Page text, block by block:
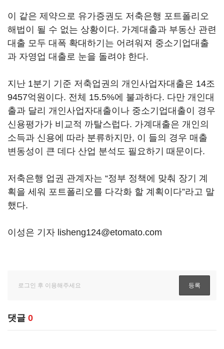
이 같은 제약으로 유가증권도 저축은행 포트폴리오
해법이 될 수 없는 상황이다. 가계대출과 부동산 관련
대출 모두 대폭 확대하기는 어려워져 중소기업대출
과 자영업 대출로 눈을 돌려야 한다.
지난 1분기 기준 저축업권의 개인사업자대출은 14조
9457억원이다. 전체 15.5%에 불과하다. 다만 개인대
출과 달리 개인사업자대출이나 중소기업대출이 경우
신용평가가 비교적 까탈스럽다. 가계대출은 개인의
소득과 신용에 따라 분류하지만, 이 들의 경우 매출
변동성이 큰 데다 산업 분석도 필요하기 때문이다.
저축은행 업권 관계자는 “정부 정책에 맞춰 장기 계
획을 세워 포트폴리오를 다각화 할 계획이다”라고 말
했다.
이성은 기자 lisheng124@etomato.com
댓글 0